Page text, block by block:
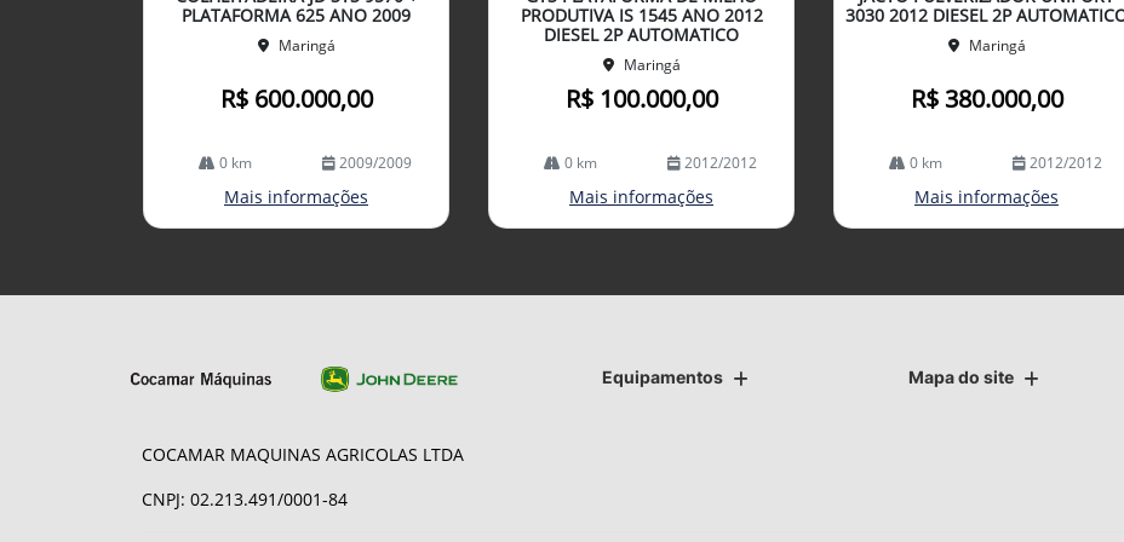
lhePLATAFORMA 625 ANO 2009
Maringá
R$ 600.000,00
0 km 2009/2009
Mais informações
lhe
PRODUTIVA IS 1545 ANO 2012
DIESEL 2P AUTOMATICO
Maringá
R$ 100.000,00
0 km 2012/2012
Mais informações
lhe
3030 2012 DIESEL 2P
Maringá
R$ 380.000,00
0 km 2012/2012
Mais informações
Equipamentos Mapa do site
COCAMAR MAQUINAS AGRICOLAS LTDA
CNPJ: 02.213.491/0001-84